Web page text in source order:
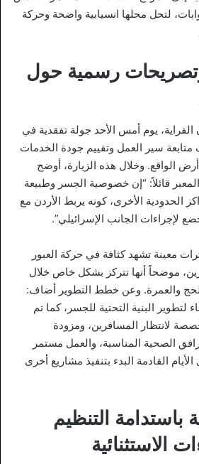
لتحل محلها انسيابية واضحة وحركة
رسمية حول
الفراية، يوم أمس الأحد جولة تفقدية في
سير العمل وتقييم جودة الخدمات
الواقع. وخلال هذه الزيارة، أوضح
قائلاً: “إن خصوصية الجسر وطبيعة
الحدودية الأخرى، كونه يربط الأردن مع
لإجراءات الجانب الإسرائيلي”.
معينة تشهد كثافة في حركة العبور
موضحاً أنها تتركز بشكل خاص خلال
والعمرة. وعن خطط التطوير أضاف:
لتطوير البنية التحتية للجسر، كما تم
لانتظار المسافرين، ومزودة
الصحية المناسبة، والعمل مستمر
القادمة البدء بتنفيذ مشاريع أخرى
باستدامة التنظيم
الاستثنائية